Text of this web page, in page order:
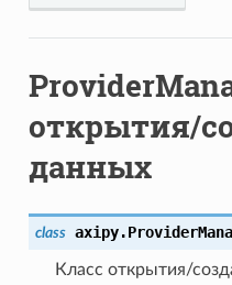
открытия/
данных
class axipy.
Класс открытия/